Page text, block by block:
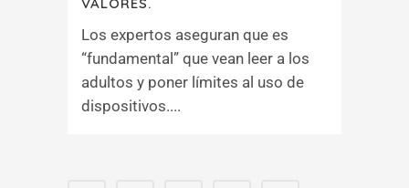
Los expertos aseguran que es
“fundamental” que vean leer a los
adultos y poner límites al uso de
dispositivos....